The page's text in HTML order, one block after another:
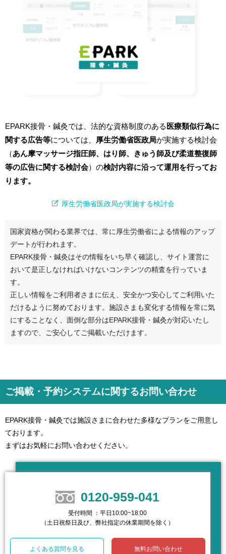
EPARK接骨・鍼灸では、法的な資格制度のある 医療類似行為に
関する広告等については、 厚生労働省医政局が実施する検討会
（あん摩マッサージ指圧師、はり師、きゅう師及び柔道整復師
等の広告に関する検討会）の検討内容に沿って運用を行ってお
ります。
厚生労働省医政局が実施する検討会
国家資格が関わる業界では、常に厚生労働省による情報のアップ
デートが行われます。
EPARK接骨・鍼灸はその情報をいち早く確認し、サイト運営に
おいて是正しなければいけないコンテンツの精査を行っていま
す。
正しい情報をご利用者さまに伝え、安全かつ安心してご利用いた
だけるように努めております。施設さまも変化する情報を常に気
にすることなく、面倒な部分はEPARK接骨・鍼灸が対応いたし
ますので、ご安心してご掲載いただけます。
ご掲載・予約システムに関するお問い合わせ
EPARK接骨・鍼灸では施設さまに合わせた多様なプランをご用意し
ております。
まずはお気軽にお問い合わせください。
0120-959-041
受付時間 ：平日10:00~18:00
（土日祝祭日及び、弊社指定の休業期間を除く）
よくある質問を見る 無料お問い合わせ